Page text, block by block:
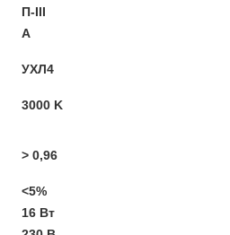
П-ІІІ
A
УХЛ4
3000 K
> 0,96
<5%
16 Вт